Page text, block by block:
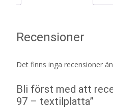
Recensioner
Det finns inga recensioner
Bli först med att
97 – textilplatta”